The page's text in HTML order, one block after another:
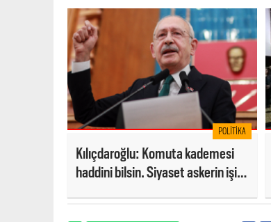
POLITIKA
Kılıçdaroğlu: Komuta kademesi
haddini bilsin. Siyaset askerin işi